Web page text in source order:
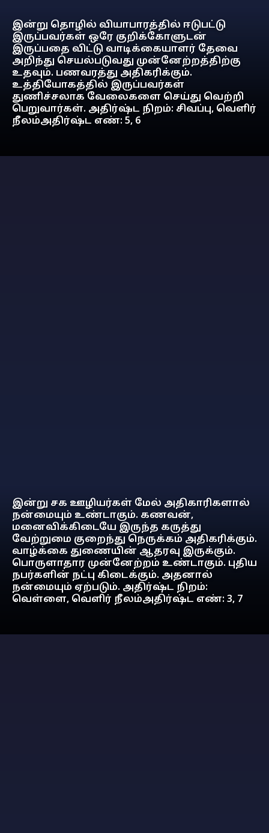
இன்று தொழில் வியாபாரத்தில் ஈடுபட்டு
இருப்பவர்கள் ஒரே குறிக்கோளுடன்
இருப்பதை விட்டு வாடிக்கையாளர் தேவை
அறிந்து செயல்படுவது முன்னேற்றத்திற்கு
உதவும். பணவரத்து அதிகரிக்கும்.
உத்தியோகத்தில் இருப்பவர்கள்
துணிச்சலாக வேலைகளை செய்து வெற்றி
பெறுவார்கள். அதிர்ஷ்ட நிறம்: சிவப்பு, வெளிர்
நீலம்அதிர்ஷ்ட எண்: 5, 6
இன்று சக ஊழியர்கள் மேல் அதிகாரிகளால்
நன்மையும் உண்டாகும். கணவன்,
மனைவிக்கிடையே இருந்த கருத்து
வேற்றுமை குறைந்து நெருக்கம் அதிகரிக்கும்.
வாழ்க்கை துணையின் ஆதரவு இருக்கும்.
பொருளாதார முன்னேற்றம் உண்டாகும். புதிய
நபர்களின் நட்பு கிடைக்கும். அதனால்
நன்மையும் ஏற்படும். அதிர்ஷ்ட நிறம்:
வெள்ளை, வெளிர் நீலம்அதிர்ஷ்ட எண்: 3, 7